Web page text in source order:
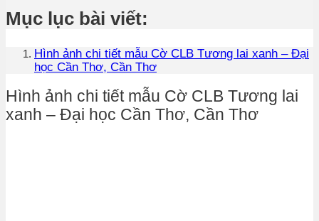
Mục lục bài viết:
Hình ảnh chi tiết mẫu Cờ CLB Tương lai xanh – Đại
học Cần Thơ, Cần Thơ
Hình ảnh chi tiết mẫu Cờ CLB Tương lai
xanh – Đại học Cần Thơ, Cần Thơ